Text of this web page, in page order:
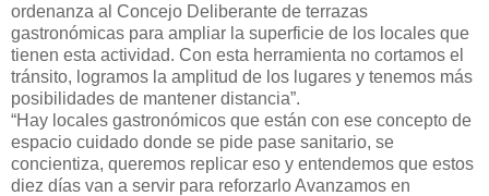
ordenanza al Concejo Deliberante de terrazas
gastronómicas para ampliar la superficie de los locales que
tienen esta actividad. Con esta herramienta no cortamos el
tránsito, logramos la amplitud de los lugares y tenemos más
posibilidades de mantener distancia”.
“Hay locales gastronómicos que están con ese concepto de
espacio cuidado donde se pide pase sanitario, se
concientiza, queremos replicar eso y entendemos que estos
diez días van a servir para reforzarlo Avanzamos en